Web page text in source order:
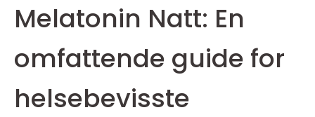
Melatonin Natt: En
omfattende guide for
helsebevisste